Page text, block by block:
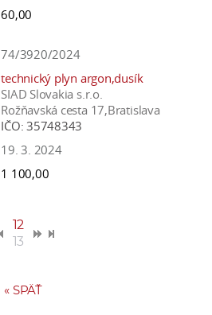
60,00
74/3920/2024
technický plyn argon,dusík
SIAD Slovakia s.r.o.
Rožňavská cesta 17,Bratislava
IČO: 35748343
19. 3. 2024
1 100,00
12
13
«SPÄŤ